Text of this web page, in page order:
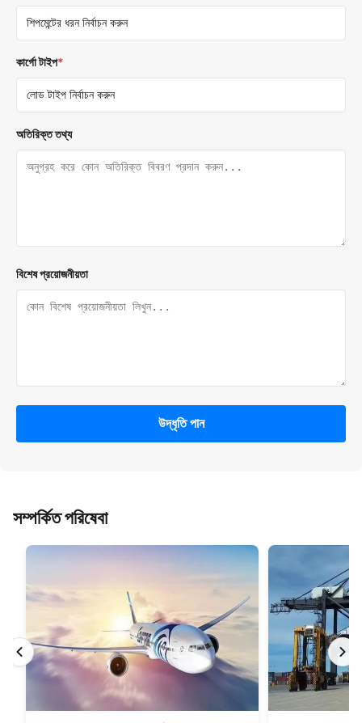
কার্গো টাইপ*
অতিরিক্ত তথ্য
বিশেষ প্রয়োজনীয়তা
উদ্ধৃতি পান
সম্পর্কিত পরিষেবা